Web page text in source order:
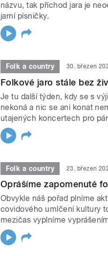
názvu, tak příchod jara je
jarní písničky.
Folk a country 30. březen
Folkové jaro stále bez
Je tu další týden, kdy se s
nekoná a nic se ani konat
utajených koncertech pro
Folk a country 23. březen
Oprášíme zapomenuté
Obvykle náš pořad plníme
covidového umlčení kultury
mezičas vyplníme